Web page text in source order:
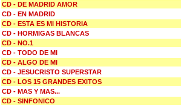
CD - DE MADRID AMOR
CD - EN MADRID
CD - ESTA ES MI HISTORIA
CD - HORMIGAS BLANCAS
CD - NO.1
CD - TODO DE MI
CD - ALGO DE MI
CD - JESUCRISTO SUPERSTAR
CD - LOS 15 GRANDES EXITOS
CD - MAS Y MAS...
CD - SINFONICO